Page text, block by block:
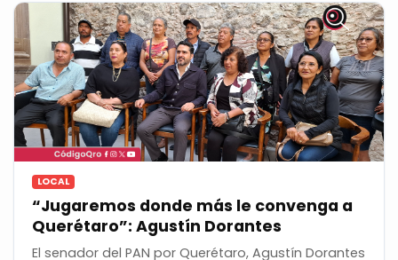
LOCAL
“Jugaremos donde más le convenga a
Querétaro”: Agustín Dorantes
El senador del PAN por Querétaro, Agustín Dorantes